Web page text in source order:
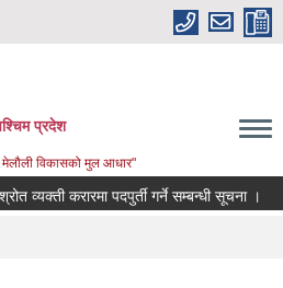
प्रदेश
मेलौली विकासको मुल आधार"
व्यक्ती करारमा पदपुर्ती गर्ने सम्बन्धी सूचना ।